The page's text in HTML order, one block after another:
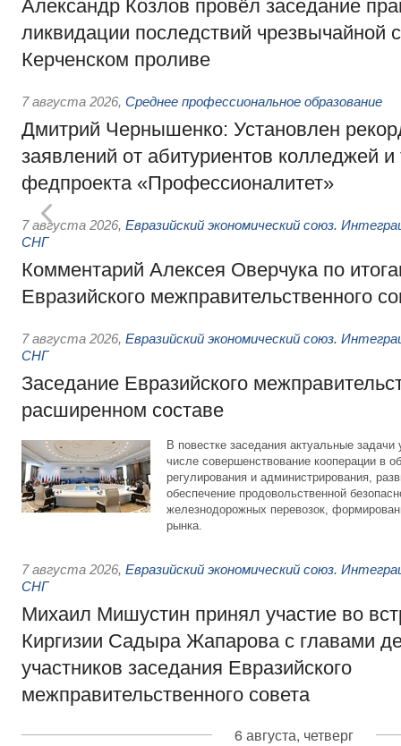
Александр Козлов провёл заседание
ликвидации последствий чрезвычайной
Керченском проливе
7 августа 2026, Среднее профессиональное образование
Дмитрий Чернышенко: Установлен
заявлений от абитуриентов колледжей и
федпроекта «Профессионалитет»
7 августа 2026, Евразийский экономический союз.
СНГ
Комментарий Алексея Оверчука по
Евразийского межправительственного
7 августа 2026, Евразийский экономический союз.
СНГ
Заседание Евразийского
расширенном составе
В повестке заседания актуальные задачи
числе совершенствование кооперации в
регулирования и администрирования,
обеспечение продовольственной
железнодорожных перевозок,
рынка.
7 августа 2026, Евразийский экономический союз.
СНГ
Михаил Мишустин принял участие во
Киргизии Садыра Жапарова с главами
участников заседания Евразийского
межправительственного совета
6 августа, четверг